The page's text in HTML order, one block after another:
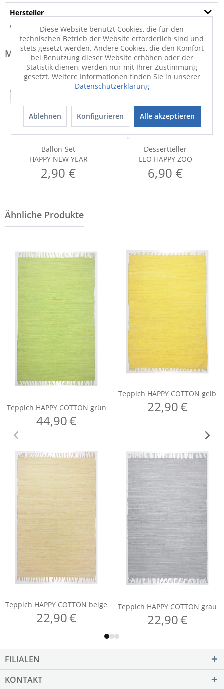
Hersteller
Weitere Informationen zum Hersteller...
Modell-Familie: HAPPY
Ballon-Set
HAPPY NEW YEAR
2,90 €
Dessertteller
LEO HAPPY ZOO
6,90 €
FILIALEN
KONTAKT
Diese Website benutzt Cookies, die für den
technischen Betrieb der Website erforderlich sind und
stets gesetzt werden. Andere Cookies, die den Komfort
bei Benutzung dieser Website erhöhen oder der
Statistik dienen, werden nur mit Ihrer Zustimmung
gesetzt. Weitere Informationen finden Sie in unserer
Datenschutzerklärung
Ablehnen Konfigurieren Alle akzeptieren